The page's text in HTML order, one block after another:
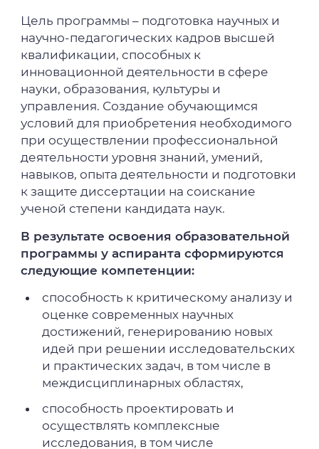
Цель программы – подготовка научных и
научно-педагогических кадров высшей
квалификации, способных к
инновационной деятельности в сфере
науки, образования, культуры и
управления. Создание обучающимся
условий для приобретения необходимого
при осуществлении профессиональной
деятельности уровня знаний, умений,
навыков, опыта деятельности и подготовки
к защите диссертации на соискание
ученой степени кандидата наук.
В результате освоения образовательной
программы у аспиранта сформируются
следующие компетенции:
способность к критическому анализу и
оценке современных научных
достижений, генерированию новых
идей при решении исследовательских
и практических задач, в том числе в
междисциплинарных областях,
способность проектировать и
осуществлять комплексные
исследования, в том числе